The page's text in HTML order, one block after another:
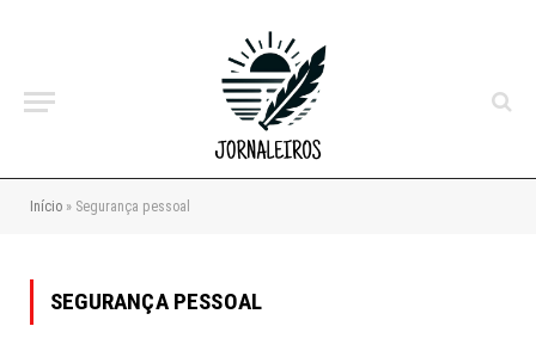
Início » Segurança pessoal
SEGURANÇA PESSOAL